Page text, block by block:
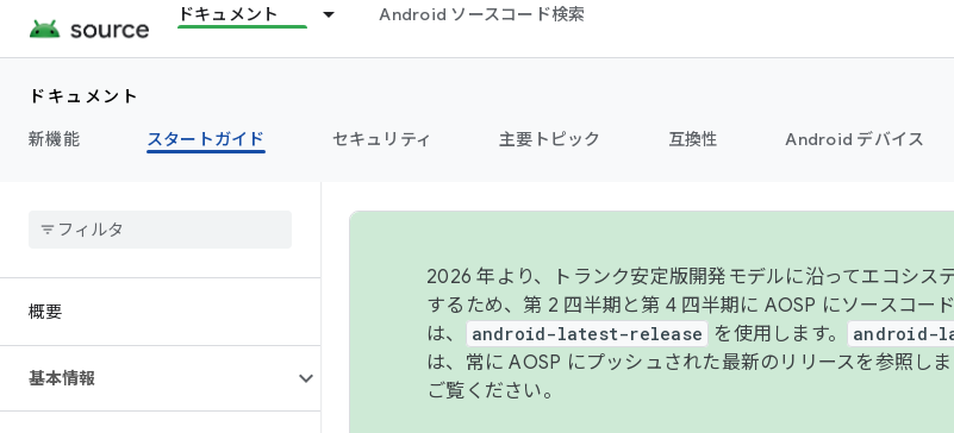
ドキュメント Android ソースコード検索
ドキュメント
新機能
スタートガイド セキュリティ 主要トピック 互換性 Android デバイス
概要
基本情報
2026 年より、トランク安定版開発モデルに沿ってエコシス
するため、第 2 四半期と第 4 四半期に AOSP にソースコー
は、
android-latest-release を使用します。 android-
は、常に AOSP にプッシュされた最新のリリースを参照しま
ご覧ください。